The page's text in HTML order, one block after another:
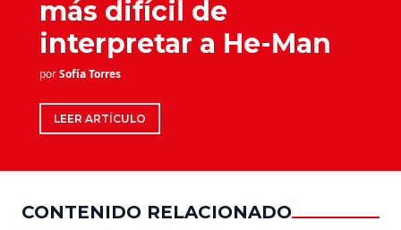
más difícil de
interpretar a He-Man
porSofía Torres
LEER ARTÍCULO
CONTENIDO RELACIONADO